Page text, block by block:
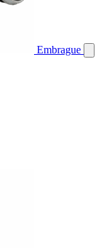
Embrague